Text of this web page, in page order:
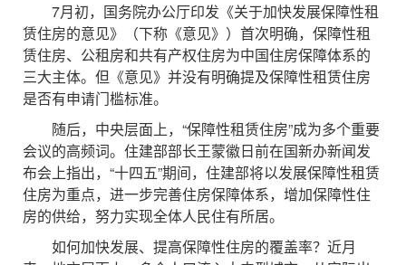
7月初，国务院办公厅印发《关于加快发展保障性租
赁住房的意见》（下称《意见》）首次明确，保障性租
赁住房、公租房和共有产权住房为中国住房保障体系的
三大主体。但《意见》并没有明确提及保障性租赁住房
是否有申请门槛标准。
随后，中央层面上，“保障性租赁住房”成为多个重要
会议的高频词。住建部部长王蒙徽日前在国新办新闻发
布会上指出，“十四五”期间，住建部将以发展保障性租赁
住房为重点，进一步完善住房保障体系，增加保障性住
房的供给，努力实现全体人民住有所居。
如何加快发展、提高保障性住房的覆盖率？近月